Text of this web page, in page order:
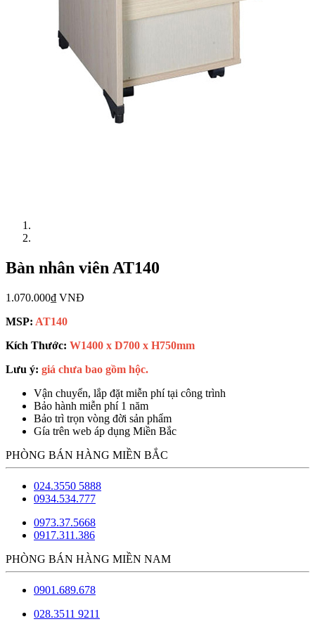
Bàn nhân viên AT140
1.070.000₫ VNĐ
MSP: AT140
Kích Thước: W1400 x D700 x H750mm
Lưu ý: giá chưa bao gồm hộc.
Vận chuyển, lắp đặt miễn phí tại công trình
Bảo hành miễn phí 1 năm
Bảo trì trọn vòng đời sản phẩm
Gía trên web áp dụng Miền Bắc
PHÒNG BÁN HÀNG MIỀN BẮC
024.3550 5888
0934.534.777
0973.37.5668
0917.311.386
PHÒNG BÁN HÀNG MIỀN NAM
0901.689.678
028.3511 9211